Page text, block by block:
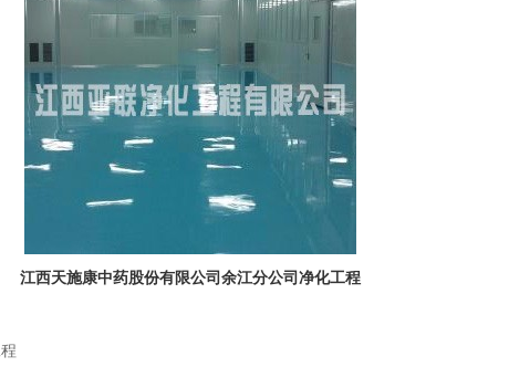
江西天施康中药股份有限公司余江分公司净化工程